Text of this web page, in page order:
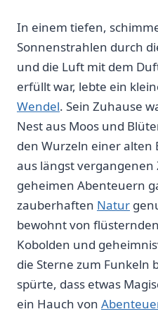
In einem tiefen,
Sonnenstrahlen durch
und die Luft mit dem
erfüllt war,‌ lebte ein
Wendel. Sein Zuhause
Nest aus Moos⁢ und
den Wurzeln einer alten
⁤aus längst vergangenen
geheimen Abenteuern
zauberhaften Natur
bewohnt von⁢ flüsternden
Kobolden und
die Sterne zum Funkeln
spürte, dass etwas
ein Hauch von ‌